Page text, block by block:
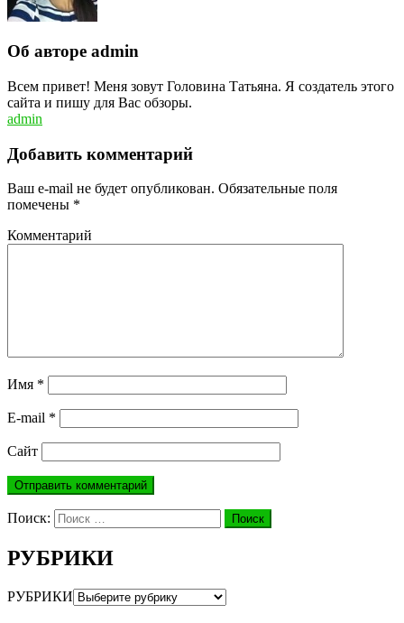
Об авторе admin
Всем привет! Меня зовут Головина Татьяна. Я создатель этого
сайта и пишу для Вас обзоры.
admin
Добавить комментарий
Ваш e-mail не будет опубликован. Обязательные поля
помечены *
Комментарий
Имя *
E-mail *
Сайт
Поиск: Поиск
РУБРИКИ
РУБРИКИ